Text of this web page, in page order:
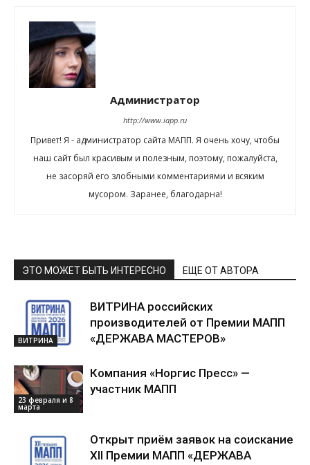
Администратор
http://www.iapp.ru
Привет! Я - администратор сайта МАПП. Я очень хочу, чтобы
наш сайт был красивым и полезным, поэтому, пожалуйста,
не засоряй его злобными комментариями и всяким
мусором. Заранее, благодарна!
ЭТО МОЖЕТ БЫТЬ ИНТЕРЕСНО ЕЩЕ ОТ АВТОРА
ВИТРИНА
ВИТРИНА российских
производителей от Премии МАПП
«ДЕРЖАВА МАСТЕРОВ»
23 февраля и 8
марта
Компания «Норгис Пресс» —
участник МАПП
Открыт приём заявок на соискание
XII Премии МАПП «ДЕРЖАВА